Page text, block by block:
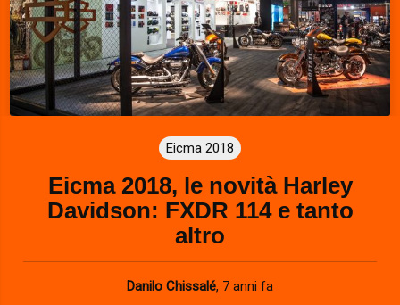
Eicma 2018
Eicma 2018, le novità Harley
Davidson: FXDR 114 e tanto
altro
Danilo Chissalé, 7 anni fa